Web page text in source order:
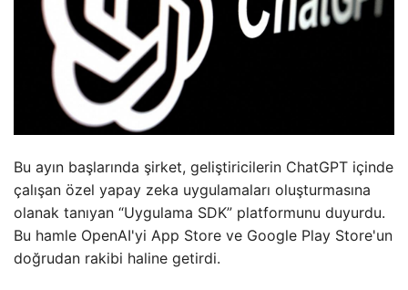
Bu ayın başlarında şirket, geliştiricilerin ChatGPT içinde
çalışan özel yapay zeka uygulamaları oluşturmasına
olanak tanıyan “Uygulama SDK” platformunu duyurdu.
Bu hamle OpenAI'yi App Store ve Google Play Store'un
doğrudan rakibi haline getirdi.